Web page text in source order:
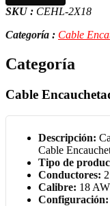
SKU : CEHL-2X18
Categoría : Cable
Categoría
Cable
Descripción:
Cable
Tipo de
Conductores: 2
Calibre: 18
Configuración: